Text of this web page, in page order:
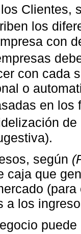
Clientes,
los
con
con cada
o
en
según
caja que
a los